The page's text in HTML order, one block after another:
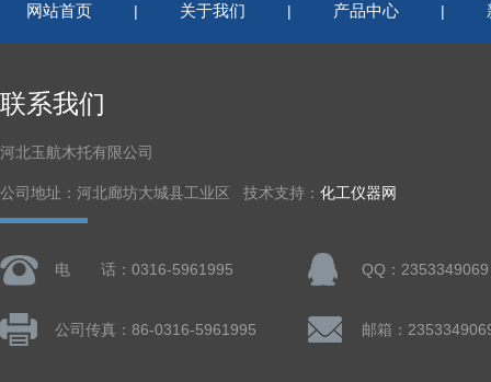
网站首页 | 关于我们 | 产品中心 |
联系我们
河北玉航木托有限公司
公司地址：河北廊坊大城县工业区 技术支持： 化工仪器网
电 话：0316-5961995 QQ：2353349069
公司传真：86-0316-5961995 邮箱：